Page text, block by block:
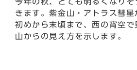
きます。紫金山・アトラス彗星
初めから末頃まで、西の宵空
山からの見え方を示します。